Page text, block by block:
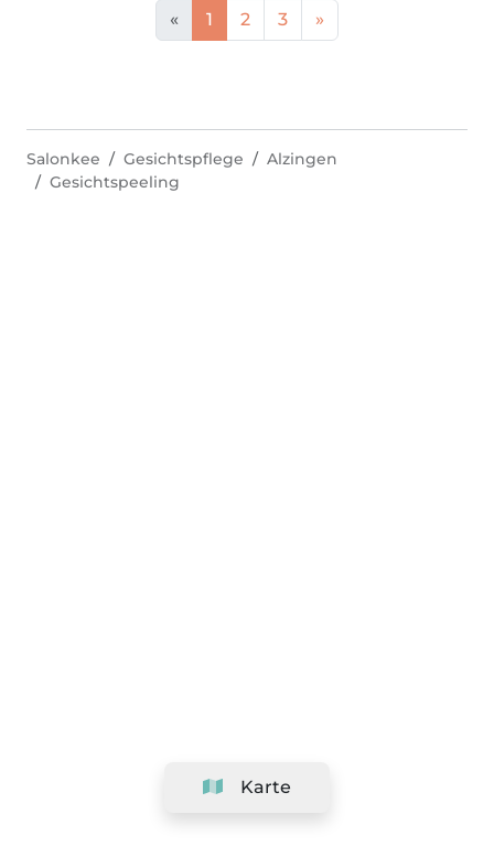
« 1 2 3 »
Karte
Salonkee Gesichtspflege
Alzingen
Gesichtspeeling